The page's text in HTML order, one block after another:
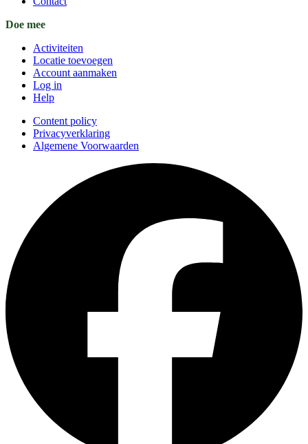
Doe mee
Activiteiten
Locatie toevoegen
Account aanmaken
Log in
Help
Content policy
Privacyverklaring
Algemene Voorwaarden